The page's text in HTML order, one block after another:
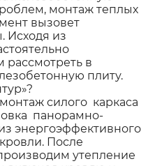
монтаж теплых
вызовет
Исходя из
рассмотреть в
плиту.
силого каркаса
панорамно-
энергоэффективного
После
утепление